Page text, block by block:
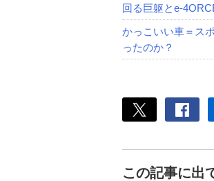
回る巨躯とe-
かっこいい車＝ス
ったのか？
この記事に出